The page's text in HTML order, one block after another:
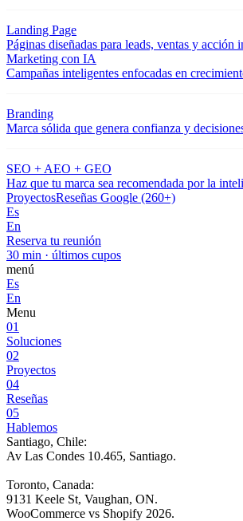
Landing Page
Páginas diseñadas para leads, ventas y acción
Marketing con IA
Campañas inteligentes enfocadas en
Branding
Marca sólida que genera confianza y
SEO + AEO + GEO
Haz que tu marca sea recomendada por la
ProyectosReseñas Google (260+)
Es
En
Reserva tu reunión
30 min · últimos cupos
menú
Es
En
Menu
01
Soluciones
02
Proyectos
04
Reseñas
05
Hablemos
Santiago, Chile:
Av Las Condes 10.465, Santiago.
Toronto, Canada:
9131 Keele St, Vaughan, ON.
WooCommerce vs Shopify 2026.